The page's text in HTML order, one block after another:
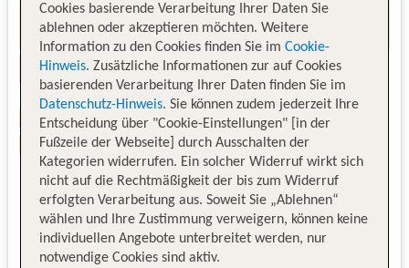
Cookies basierende Verarbeitung Ihrer Daten Sie
ablehnen oder akzeptieren möchten. Weitere
Information zu den Cookies finden Sie im Cookie-
Hinweis. Zusätzliche Informationen zur auf Cookies
basierenden Verarbeitung Ihrer Daten finden Sie im
Datenschutz-Hinweis. Sie können zudem jederzeit Ihre
Entscheidung über "Cookie-Einstellungen" [in der
Fußzeile der Webseite] durch Ausschalten der
Kategorien widerrufen. Ein solcher Widerruf wirkt sich
nicht auf die Rechtmäßigkeit der bis zum Widerruf
erfolgten Verarbeitung aus. Soweit Sie „Ablehnen“
wählen und Ihre Zustimmung verweigern, können keine
individuellen Angebote unterbreitet werden, nur
notwendige Cookies sind aktiv.